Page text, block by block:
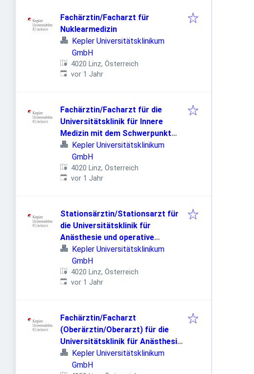
Fachärztin/Facharzt für
Nuklearmedizin
Kepler Universitätsklinikum
GmbH
4020 Linz, Österreich
Veröffentlicht
vor 1 Jahr
Fachärztin/Facharzt für die
Universitätsklinik für Innere
Medizin mit dem Schwerpunkt
Endokrinologie
Kepler Universitätsklinikum
GmbH
4020 Linz, Österreich
Veröffentlicht
vor 1 Jahr
Stationsärztin/Stationsarzt für
die Universitätsklinik für
Anästhesie und operative
Intensivmedizin
Kepler Universitätsklinikum
GmbH
4020 Linz, Österreich
Veröffentlicht
vor 1 Jahr
Fachärztin/Facharzt
(Oberärztin/Oberarzt) für die
Universitätsklinik für Anästhesie
und operative Intensivmedizin
Kepler Universitätsklinikum
GmbH